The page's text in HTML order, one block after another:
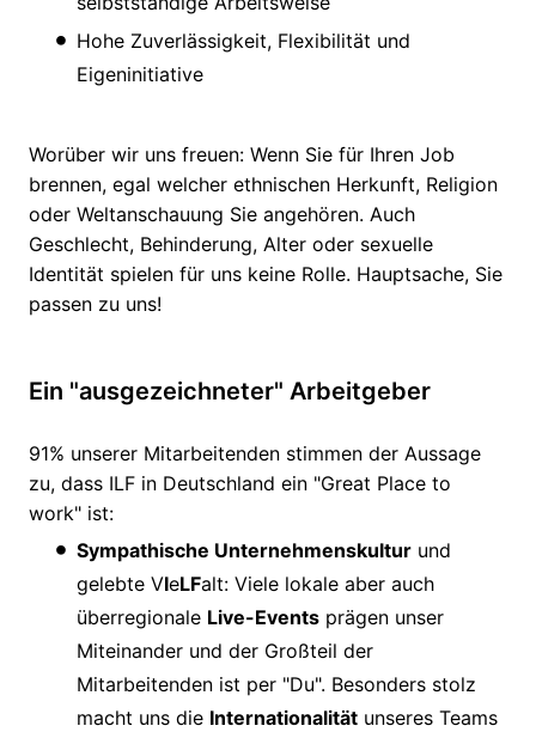
Hohe Zuverlässigkeit, Flexibilität und
Eigeninitiative
Worüber wir uns freuen: Wenn Sie für Ihren Job
brennen, egal welcher ethnischen Herkunft, Religion
oder Weltanschauung Sie angehören. Auch
Geschlecht, Behinderung, Alter oder sexuelle
Identität spielen für uns keine Rolle. Hauptsache, Sie
passen zu uns!
Ein "ausgezeichneter" Arbeitgeber
91% unserer Mitarbeitenden stimmen der Aussage
zu, dass ILF in Deutschland ein "Great Place to
work" ist:
Sympathische Unternehmenskultur und
gelebte VIeLFalt: Viele lokale aber auch
überregionale Live-Events prägen unser
Miteinander und der Großteil der
Mitarbeitenden ist per "Du". Besonders stolz
macht uns die Internationalität unseres Teams